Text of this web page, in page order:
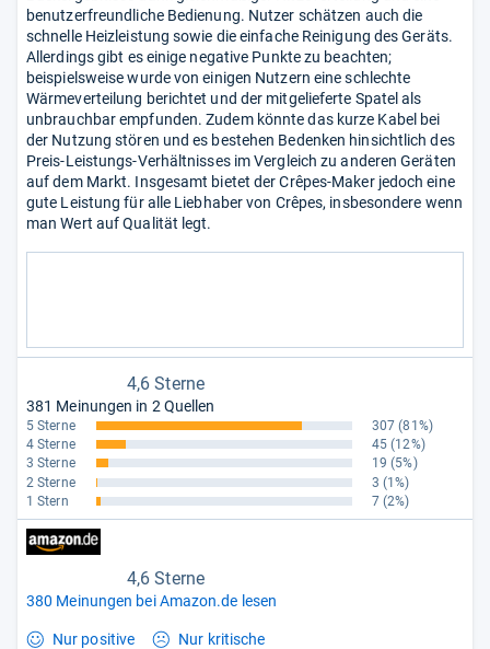
benutzerfreundliche Bedienung. Nutzer schätzen auch die
schnelle Heizleistung sowie die einfache Reinigung des Geräts.
Allerdings gibt es einige negative Punkte zu beachten;
beispielsweise wurde von einigen Nutzern eine schlechte
Wärmeverteilung berichtet und der mitgelieferte Spatel als
unbrauchbar empfunden. Zudem könnte das kurze Kabel bei
der Nutzung stören und es bestehen Bedenken hinsichtlich des
Preis-Leistungs-Verhältnisses im Vergleich zu anderen Geräten
auf dem Markt. Insgesamt bietet der Crêpes-Maker jedoch eine
gute Leistung für alle Liebhaber von Crêpes, insbesondere wenn
man Wert auf Qualität legt.
4,6 Sterne
381 Meinungen in 2 Quellen
5 Sterne 307 (81%)
4 Sterne
45 (12%)
3 Sterne
19 (5%)
2 Sterne
3 (1%)
1 Stern
7 (2%)
4,6 Sterne
380 Meinungen bei Amazon.de lesen
Nur positive Nur kritische